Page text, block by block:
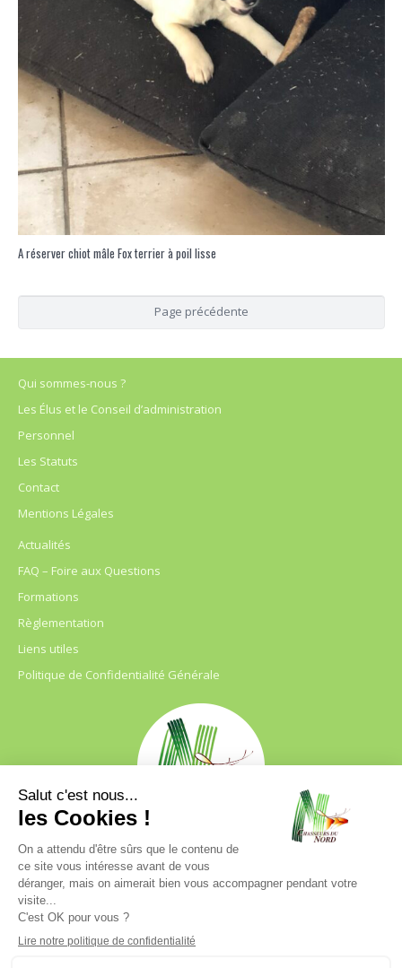
A réserver chiot mâle Fox terrier à poil lisse
Qui sommes-nous ?
Les Élus et le Conseil d’administration
Personnel
Les Statuts
Contact
Mentions Légales
Actualités
FAQ – Foire aux Questions
Formations
Règlementation
Liens utiles
Politique de Confidentialité Générale
FDC 59
680 B RUE DE LA GRISE CHEMISE
DREVE NOTRE DAME D’AMOUR
59230 ST AMAND LES EAUX